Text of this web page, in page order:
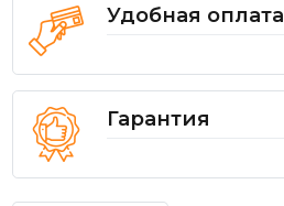
Удобная оплата
Гарантия